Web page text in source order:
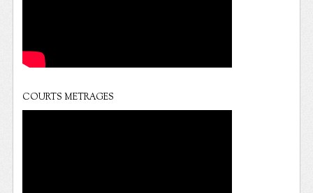
COURTS METRAGES